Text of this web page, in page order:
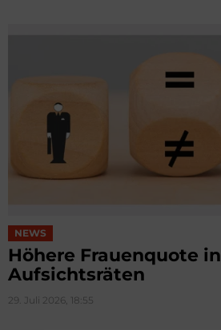
NEWS
Höhere Frauenquote in
Aufsichtsräten
29. Juli 2026, 18:55